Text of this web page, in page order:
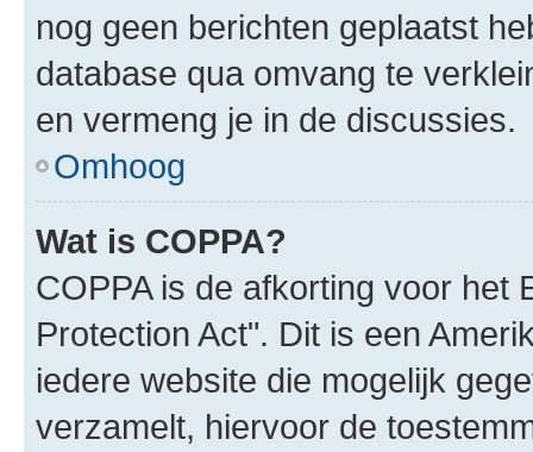
nog geen berichten geplaatst
database qua omvang te
en vermeng je in de discussies.
Omhoog
Wat is COPPA?
COPPA is de afkorting voor het
Protection Act". Dit is een
iedere website die mogelijk
verzamelt, hiervoor de